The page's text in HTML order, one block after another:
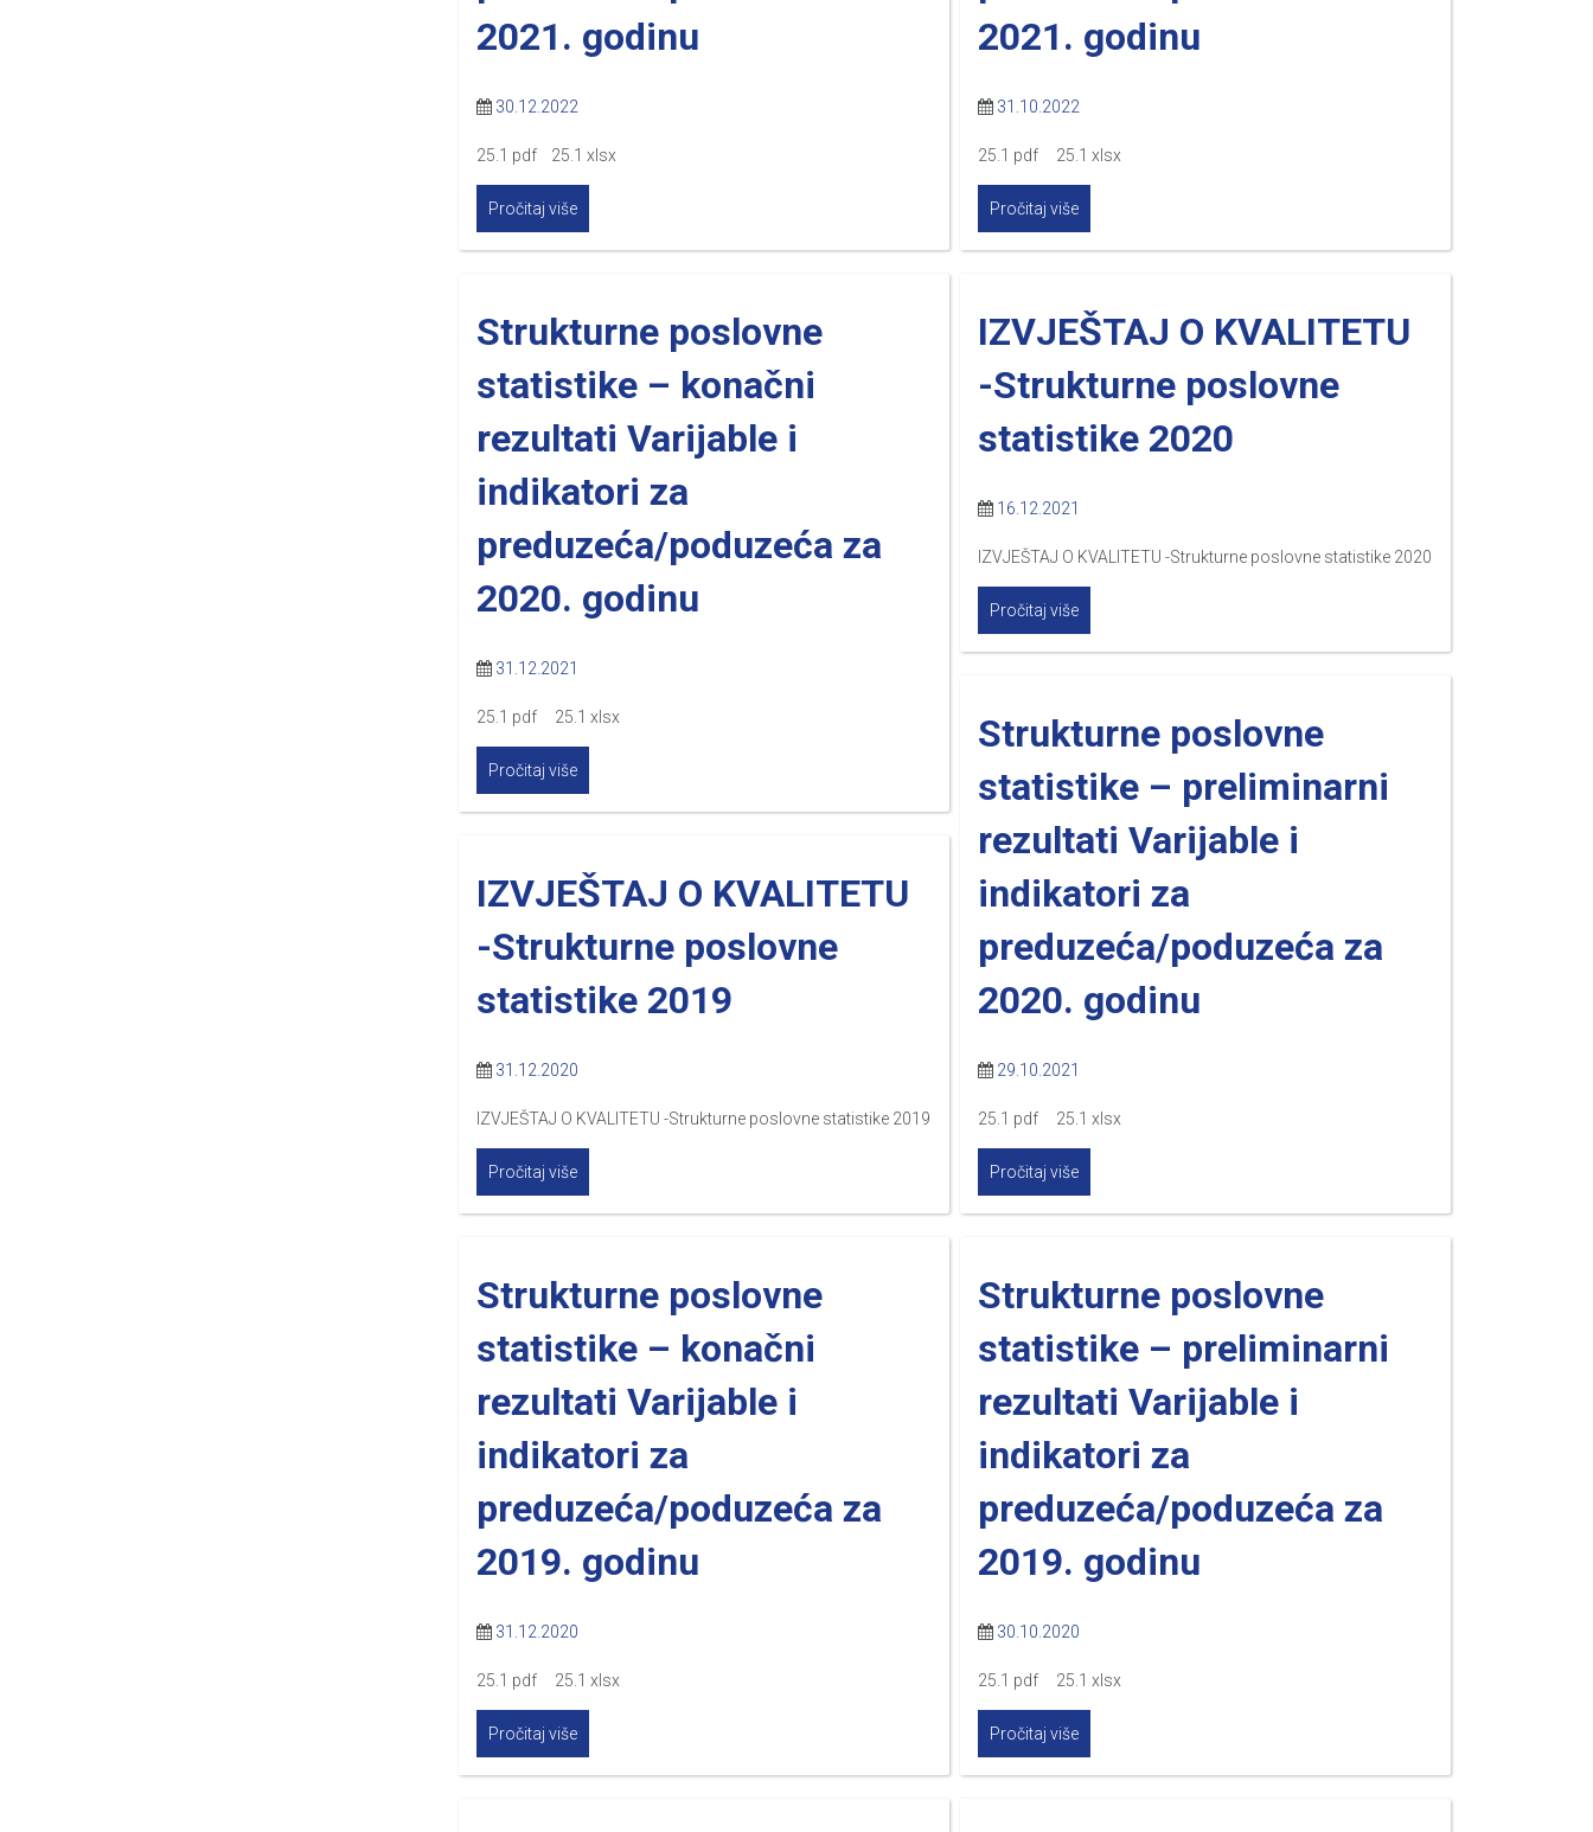
2021. godinu
30.12.2022
25.1 pdf 25.1 xlsx
Pročitaj više
2021. godinu
31.10.2022
25.1 pdf 25.1 xlsx
Pročitaj više
Strukturne poslovne
statistike – konačni
rezultati Varijable i
indikatori za
preduzeća/poduzeća za
2020. godinu
31.12.2021
25.1 pdf 25.1 xlsx
Pročitaj više
IZVJEŠTAJ O KVALITETU
-Strukturne poslovne
statistike 2020
16.12.2021
IZVJEŠTAJ O KVALITETU -Strukturne poslovne statistike 2020
Pročitaj više
Strukturne poslovne
statistike – preliminarni
rezultati Varijable i
indikatori za
preduzeća/poduzeća za
2020. godinu
29.10.2021
25.1 pdf 25.1 xlsx
Pročitaj više
IZVJEŠTAJ O KVALITETU
-Strukturne poslovne
statistike 2019
31.12.2020
IZVJEŠTAJ O KVALITETU -Strukturne poslovne statistike 2019
Pročitaj više
Strukturne poslovne
statistike – konačni
rezultati Varijable i
indikatori za
preduzeća/poduzeća za
2019. godinu
31.12.2020
25.1 pdf 25.1 xlsx
Pročitaj više
Strukturne poslovne
statistike – preliminarni
rezultati Varijable i
indikatori za
preduzeća/poduzeća za
2019. godinu
30.10.2020
25.1 pdf 25.1 xlsx
Pročitaj više